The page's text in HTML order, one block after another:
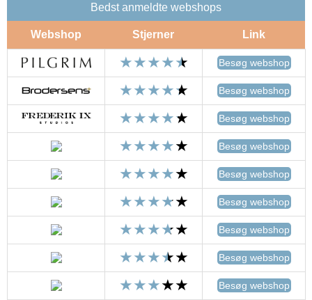
Bedst anmeldte webshops
Webshop Stjerner Link
Besøg webshop
Besøg webshop
Besøg webshop
Besøg webshop
Besøg webshop
Besøg webshop
Besøg webshop
Besøg webshop
Besøg webshop